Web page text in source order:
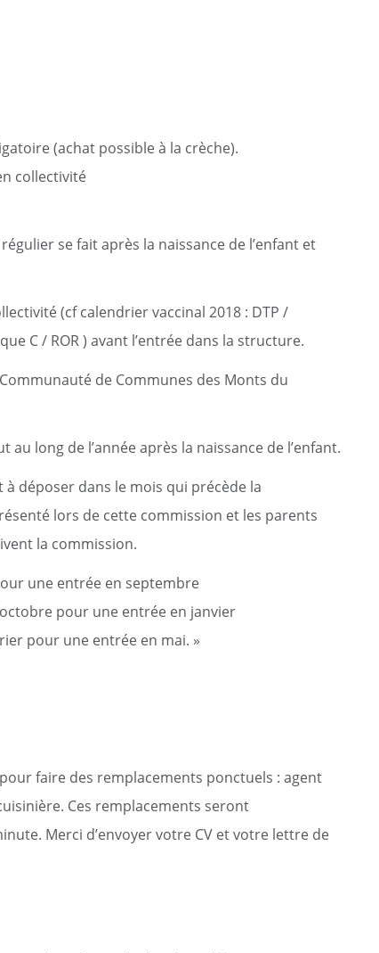
(achat possible à la crèche).
collectivité
se fait après la naissance de l’enfant et
(cf calendrier vaccinal 2018 : DTP /
C / ROR ) avant l’entrée dans la structure.
de Communes des Monts du
long de l’année après la naissance de l’enfant.
déposer dans le mois qui précède la
lors de cette commission et les parents
la commission.
une entrée en septembre
pour une entrée en janvier
pour une entrée en mai. »
faire des remplacements ponctuels : agent
Ces remplacements seront
Merci d’envoyer votre CV et votre lettre de